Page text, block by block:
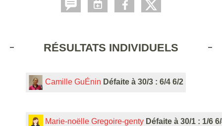
RÉSULTATS INDIVIDUELS
Camille GuÉnin Défaite à 30/3 : 6/4 6/2
Marie-noëlle Gregoire-genty Défaite à 30/1 : 1/6